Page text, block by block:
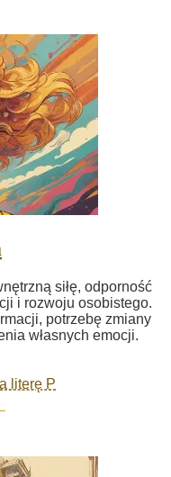
siłę, odporność
i rozwoju osobistego.
potrzebę zmiany
własnych emocji.
literę P